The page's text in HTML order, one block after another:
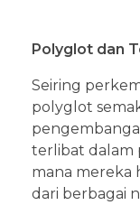
Polyglot dan
Seiring
polyglot
terlibat dalam
mana mereka
dari berbagai